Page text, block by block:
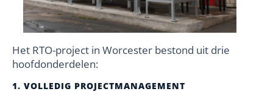
Het RTO-project in Worcester bestond uit drie
hoofdonderdelen:
1. VOLLEDIG PROJECTMANAGEMENT